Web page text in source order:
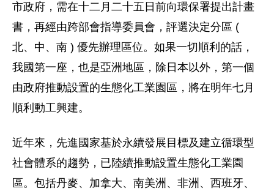
市政府，需在十二月二十五日前向環保署提出計畫
書，再經由跨部會指導委員會，評選決定分區 (
北、中、南 ) 優先辦理區位。如果一切順利的話，
我國第一座，也是亞洲地區，除日本以外，第一個
由政府推動設置的生態化工業園區，將在明年七月
順利動工興建。
近年來，先進國家基於永續發展目標及建立循環型
社會體系的趨勢，已陸續推動設置生態化工業園
區。包括丹麥、加拿大、南美洲、非洲、西班牙、